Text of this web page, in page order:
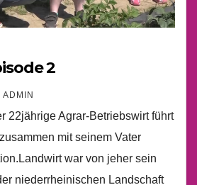
2
ADMIN
22jährige Agrar-Betriebswirt führt
mit seinem Vater
war von jeher sein
niederrheinischen Landschaft